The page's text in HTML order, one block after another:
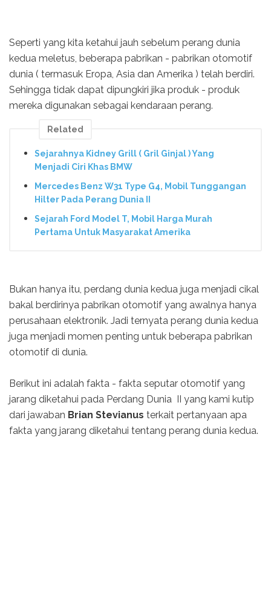
Seperti yang kita ketahui jauh sebelum perang dunia
kedua meletus, beberapa pabrikan - pabrikan otomotif
dunia ( termasuk Eropa, Asia dan Amerika ) telah berdiri.
Sehingga tidak dapat dipungkiri jika produk - produk
mereka digunakan sebagai kendaraan perang.
Related
Sejarahnya Kidney Grill ( Gril Ginjal ) Yang
Menjadi Ciri Khas BMW
Mercedes Benz W31 Type G4, Mobil Tunggangan
Hilter Pada Perang Dunia II
Sejarah Ford Model T, Mobil Harga Murah
Pertama Untuk Masyarakat Amerika
Bukan hanya itu, perdang dunia kedua juga menjadi cikal
bakal berdirinya pabrikan otomotif yang awalnya hanya
perusahaan elektronik. Jadi ternyata perang dunia kedua
juga menjadi momen penting untuk beberapa pabrikan
otomotif di dunia.
Berikut ini adalah fakta - fakta seputar otomotif yang
jarang diketahui pada Perdang Dunia II yang kami kutip
dari jawaban Brian Stevianus terkait pertanyaan apa
fakta yang jarang diketahui tentang perang dunia kedua.